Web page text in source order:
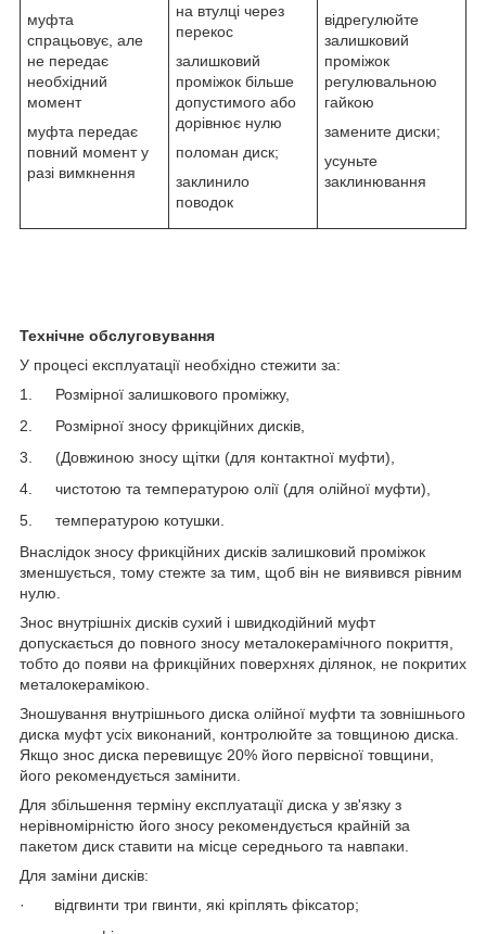
муфта
спрацьовує, але
не передає
необхідний
момент
муфта передає
повний момент у
разі вимкнення
на втулці через
перекос
залишковий
проміжок більше
допустимого або
дорівнює нулю
поломан диск;
заклинило
поводок
відрегулюйте
залишковий
проміжок
регулювальною
гайкою
замените диски;
усуньте
заклинювання
Технічне обслуговування
У процесі експлуатації необхідно стежити за:
1.
Розмірної залишкового проміжку,
2.
Розмірної зносу фрикційних дисків,
3.
(Довжиною зносу щітки (для контактної муфти),
4.
чистотою та температурою олії (для олійної муфти),
5.
температурою котушки.
Внаслідок зносу фрикційних дисків залишковий проміжок
зменшується, тому стежте за тим, щоб він не виявився рівним
нулю.
Знос внутрішніх дисків сухий і швидкодійний муфт
допускається до повного зносу металокерамічного покриття,
тобто до появи на фрикційних поверхнях ділянок, не покритих
металокерамікою.
Зношування внутрішнього диска олійної муфти та зовнішнього
диска муфт усіх виконаний, контролюйте за товщиною диска.
Якщо знос диска перевищує 20% його первісної товщини,
його рекомендується замінити.
Для збільшення терміну експлуатації диска у зв'язку з
нерівномірністю його зносу рекомендується крайній за
пакетом диск ставити на місце середнього та навпаки.
Для заміни дисків:
·
відгвинти три гвинти, які кріплять фіксатор;